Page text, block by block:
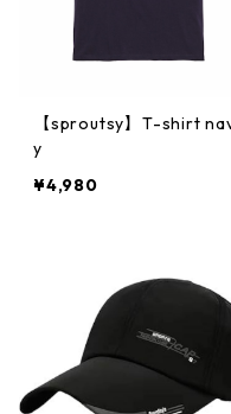
【sproutsy】T-shirt nav
y
¥4,980